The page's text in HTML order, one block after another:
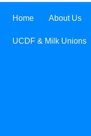
Home About Us
UCDF & Milk Unions